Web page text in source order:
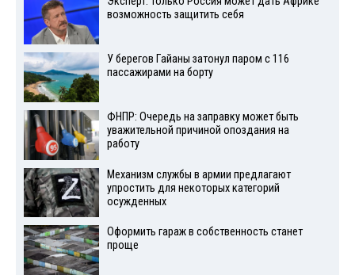
возможность защитить себя
У берегов Гайаны затонул паром с 116
пассажирами на борту
ФНПР: Очередь на заправку может быть
уважительной причиной опоздания на
работу
Механизм службы в армии предлагают
упростить для некоторых категорий
осужденных
Оформить гараж в собственность станет
проще